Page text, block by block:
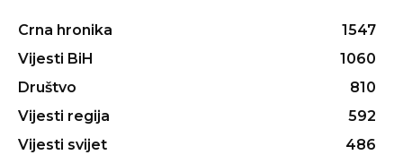
Crna hronika
1547
Vijesti BiH
1060
Društvo
810
Vijesti regija
592
Vijesti svijet
486